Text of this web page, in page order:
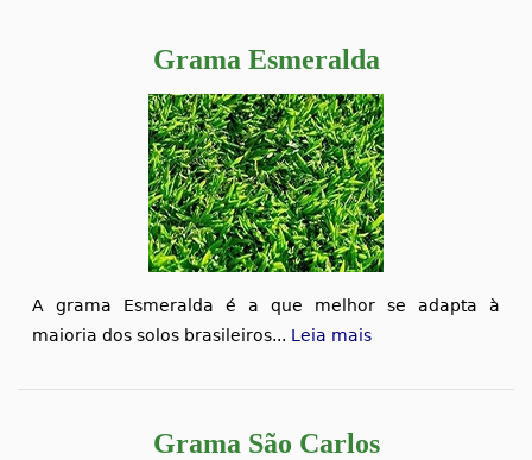
Grama Esmeralda
A grama Esmeralda é a que melhor se adapta à
maioria dos solos brasileiros... Leia mais
Grama São Carlos